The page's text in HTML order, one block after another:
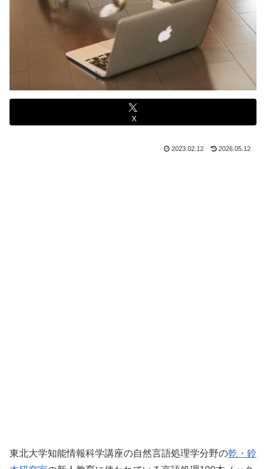
X
2023.02.12 2026.05.12
東北大学知能情報科学講座の自然言語処理学分野の乾・鈴